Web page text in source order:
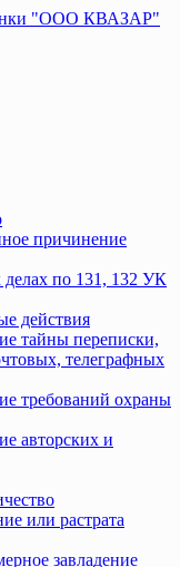
причинение
делах по 131, 132 УК
действия
тайны переписки,
телеграфных
требований охраны
авторских и
или растрата
завладение